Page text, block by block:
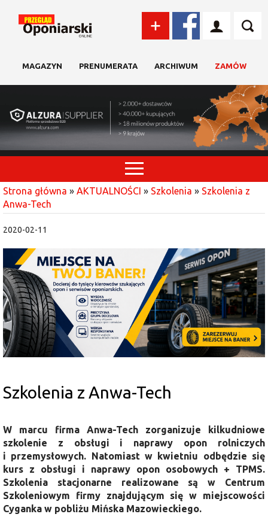
MAGAZYN PRENUMERATA ARCHIWUM ZAMÓW
Strona główna » AKTUALNOŚCI » Szkolenia » Szkolenia z
Anwa-Tech
2020-02-11
Szkolenia z Anwa-Tech
W marcu firma Anwa-Tech zorganizuje kilkudniowe
szkolenie z obsługi i naprawy opon rolniczych
i przemysłowych. Natomiast w kwietniu odbędzie się
kurs z obsługi i naprawy opon osobowych + TPMS.
Szkolenia stacjonarne realizowane są w Centrum
Szkoleniowym firmy znajdującym się w miejscowości
Cyganka w pobliżu Mińska Mazowieckiego.